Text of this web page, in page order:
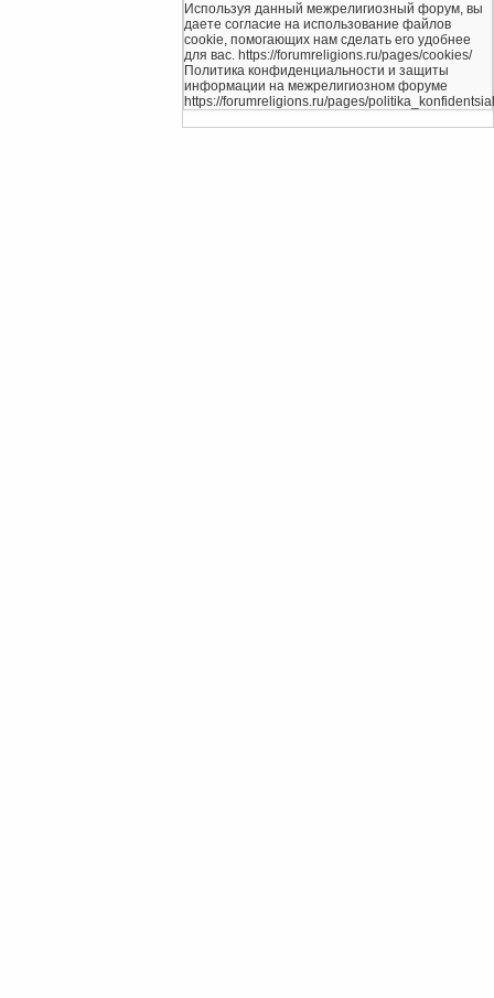
Используя данный межрелигиозный форум, вы
даете согласие на использование файлов
cookie, помогающих нам сделать его удобнее
для вас. https://forumreligions.ru/pages/cookies/
Политика конфиденциальности и защиты
информации на межрелигиозном форуме
https://forumreligions.ru/pages/